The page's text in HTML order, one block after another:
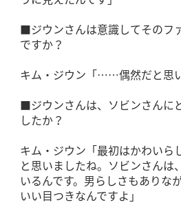
■ジウンさんは意識してそのフ
ですか？
キム・ジウン「……偶然だと思
■ジウンさんは、ソビンさんに
したか？
キム・ジウン「最初はかわいら
と思いましたね。ソビンさんは
いるんです。男らしさもありな
いい目つきなんですよ」